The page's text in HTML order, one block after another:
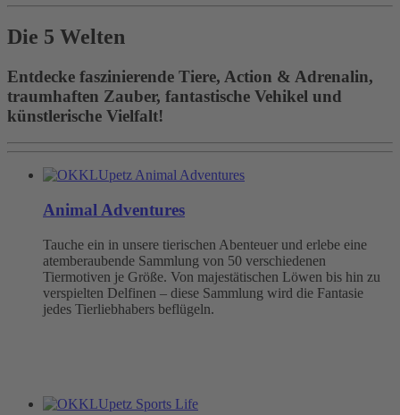
Die 5 Welten
Entdecke faszinierende Tiere, Action & Adrenalin,
traumhaften Zauber, fantastische Vehikel und
künstlerische Vielfalt!
Animal Adventures
Tauche ein in unsere tierischen Abenteuer und erlebe eine
atemberaubende Sammlung von 50 verschiedenen
Tiermotiven je Größe. Von majestätischen Löwen bis hin zu
verspielten Delfinen – diese Sammlung wird die Fantasie
jedes Tierliebhabers beflügeln.